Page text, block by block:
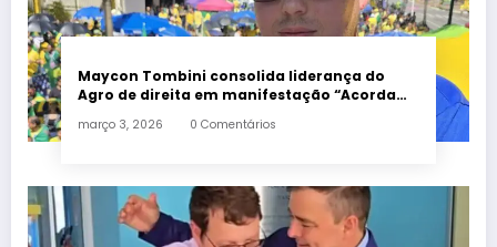
Maycon Tombini consolida liderança do
Agro de direita em manifestação “Acorda
março 3, 2026 0 Comentários